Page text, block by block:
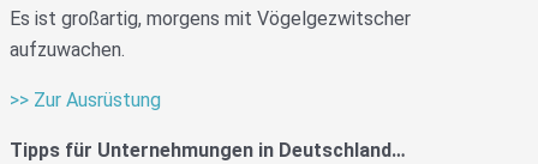
Es ist großartig, morgens mit Vögelgezwitscher
aufzuwachen.
>> Zur Ausrüstung
Tipps für Unternehmungen in Deutschland…